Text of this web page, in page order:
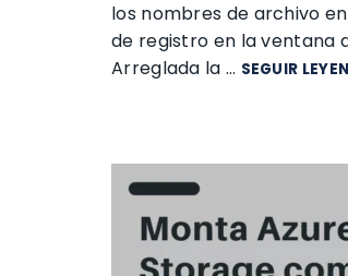
los nombres de archivo
de registro en la ventana
Arreglada la … SEGUIR